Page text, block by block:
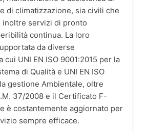
di climatizzazione, sia civili che
inoltre servizi di pronto
continua. La loro
da diverse
UNI EN ISO 9001:2015 per la
di Qualità e UNI EN ISO
gestione Ambientale, oltre
37/2008 e il Certificato F-
è costantemente aggiornato per
sempre efficace.